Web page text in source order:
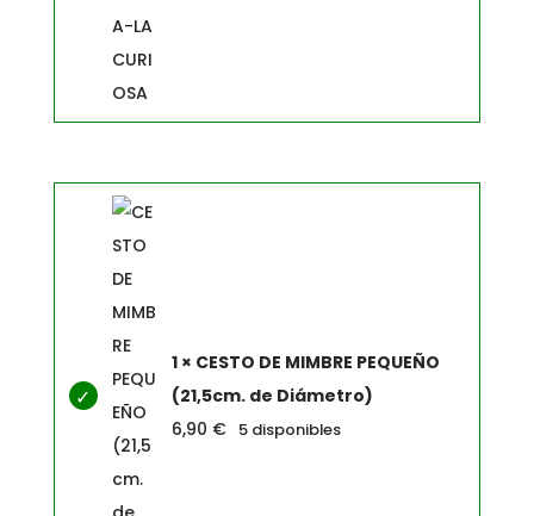
1 × CESTO DE MIMBRE PEQUEÑO
(21,5cm. de Diámetro)
6,90 € 5 disponibles